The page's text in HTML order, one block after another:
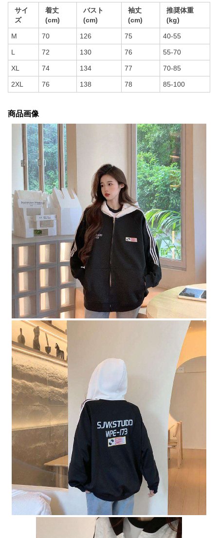
サイ
ズ
着丈
(cm)
バスト
(cm)
袖丈
(cm)
推奨体重
(kg)
M 70 126 75 40-55
L 72 130 76 55-70
XL 74 134 77 70-85
2XL 76 138 78 85-100
商品画像